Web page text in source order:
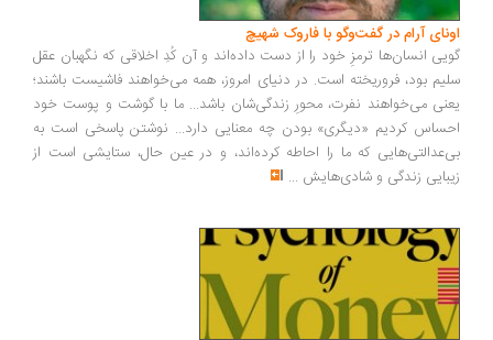
آرام در گفت‌وگو با فاروک شهیچ‭
انسان‌ها ترمزِ خود را از دست داده‌اند و آن کُدِ اخلاقی که نگهبان عقل
بود، فروریخته است. در دنیای امروز، همه می‌خواهند فاشیست باشند؛
می‌خواهند نفرت، محورِ زندگی‌شان باشد... ما با گوشت و پوست خود
کردیم «دیگری» بودن چه معنایی دارد... نوشتن پاسخی است به
که ما را احاطه کرده‌اند، و در عین حال، ستایشی است از
زندگی و شادی‌هایش...